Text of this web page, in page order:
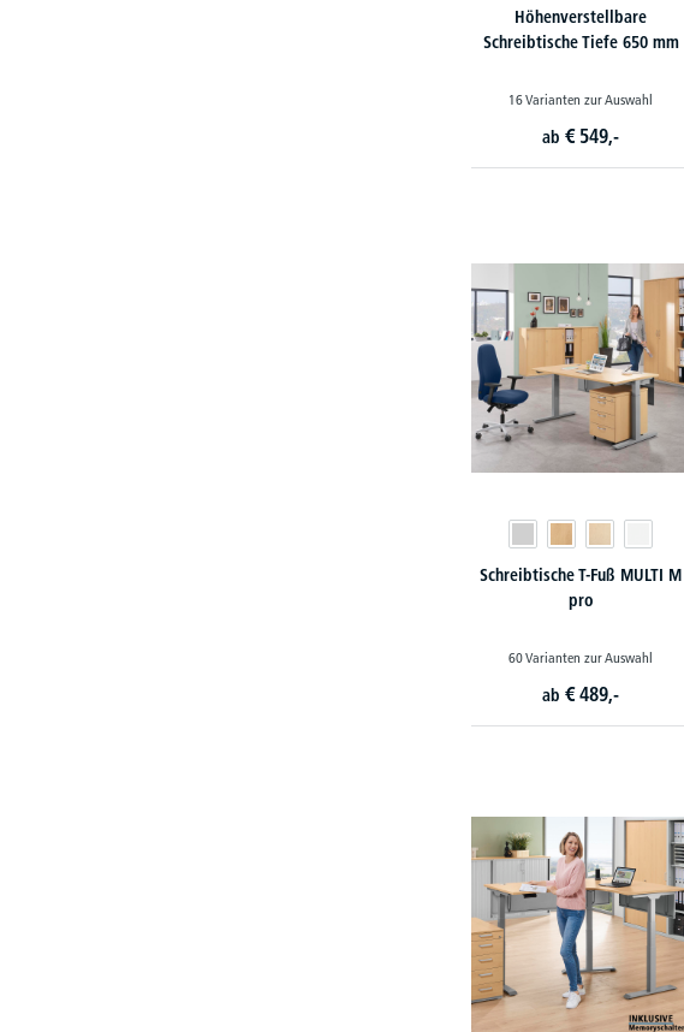
Höhenverstellbare
Schreibtische Tiefe 650 mm
16 Varianten zur Auswahl
ab € 549,-
Schreibtische T-Fuß MULTI M
pro
60 Varianten zur Auswahl
ab € 489,-